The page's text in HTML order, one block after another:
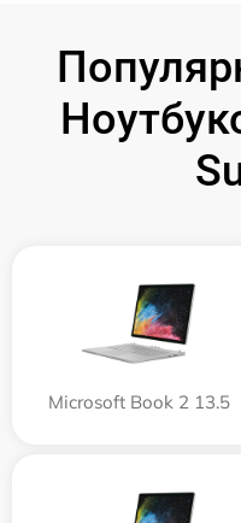
Microsoft Book 2 13.5